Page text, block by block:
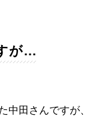
が…
田さんですが、